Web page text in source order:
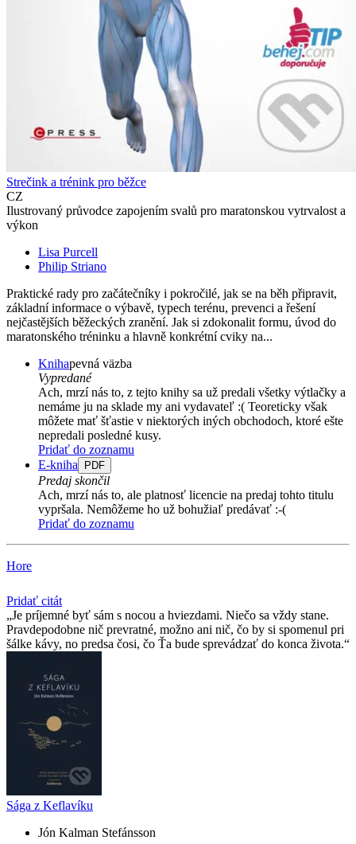
Strečink a trénink pro běžce
CZ
Ilustrovaný průvodce zapojením svalů pro maratonskou vytrvalost a
výkon
Lisa Purcell
Philip Striano
Praktické rady pro začátečníky i pokročilé, jak se na běh připravit,
základní informace o výbavě, typech terénu, prevenci a řešení
nejčastějších běžeckých zranění. Jak si zdokonalit formu, úvod do
maratonského tréninku a hlavně konkrétní cviky na...
Knihapevná väzba
Vypredané
Ach, mrzí nás to, z tejto knihy sa už predali všetky výtlačky a
nemáme ju na sklade my ani vydavateľ :( Teoreticky však
môžete mať šťastie v niektorých iných obchodoch, ktoré ešte
nepredali posledné kusy.
Pridať do zoznamu
E-kniha
PDF
Predaj skončil
Ach, mrzí nás to, ale platnosť licencie na predaj tohto titulu
vypršala. Nemôžeme ho už bohužiaľ predávať :-(
Pridať do zoznamu
Hore
Pridať citát
Je príjemné byť sám s nocou a hviezdami. Niečo sa vždy stane.
Pravdepodobne nič prevratné, možno ani nič, čo by si spomenul pri
šálke kávy, no predsa čosi, čo Ťa bude sprevádzať do konca života.
Sága z Keflavíku
Jón Kalman Stefánsson